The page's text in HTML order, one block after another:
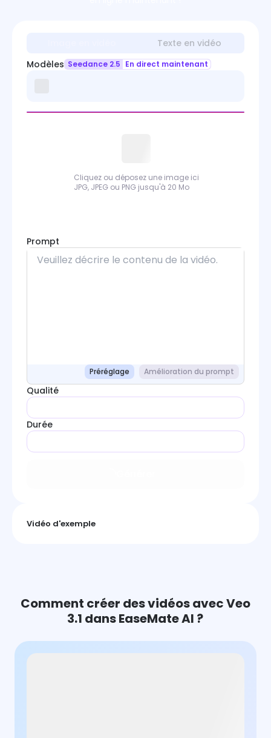
Texte en vidéo
Modèles Seedance 2.5 En direct maintenant
Cliquez ou déposez une image ici
JPG, JPEG ou PNG jusqu'à 20 Mo
Prompt
Préréglage Amélioration du prompt
Qualité
Durée
Vidéo d'exemple
Comment créer des vidéos avec Veo
3.1 dans EaseMate AI ?